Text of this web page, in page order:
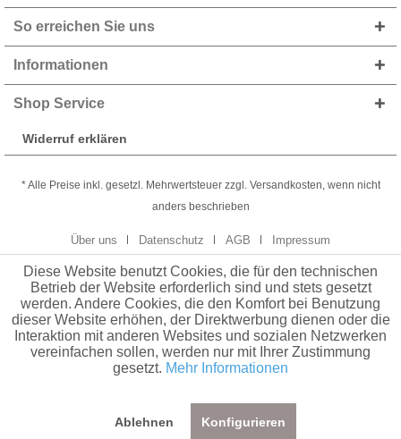
So erreichen Sie uns
Informationen
Shop Service
Widerruf erklären
* Alle Preise inkl. gesetzl. Mehrwertsteuer zzgl. Versandkosten, wenn nicht
anders beschrieben
Über uns Datenschutz AGB Impressum
Diese Website benutzt Cookies, die für den technischen
Betrieb der Website erforderlich sind und stets gesetzt
werden. Andere Cookies, die den Komfort bei Benutzung
dieser Website erhöhen, der Direktwerbung dienen oder die
Interaktion mit anderen Websites und sozialen Netzwerken
vereinfachen sollen, werden nur mit Ihrer Zustimmung
gesetzt. Mehr Informationen
Ablehnen Konfigurieren